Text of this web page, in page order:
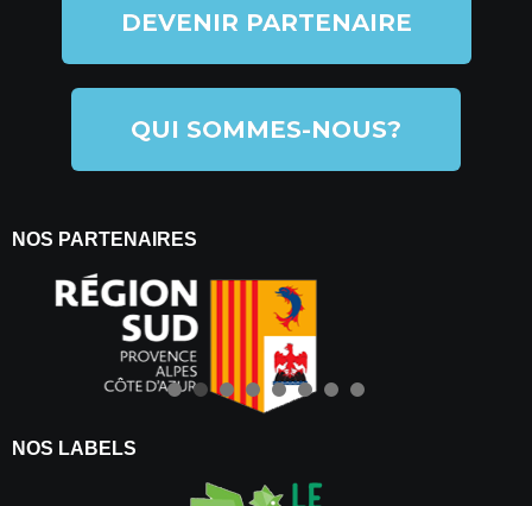
DEVENIR PARTENAIRE
QUI SOMMES-NOUS?
NOS PARTENAIRES
NOS LABELS